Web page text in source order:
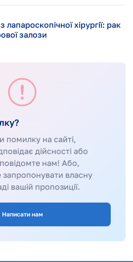
лапароскопічної хірургії: рак
залози
помилку на сайті,
дійсності або
нам! Або,
власну
вашій пропозиції.
Написати нам